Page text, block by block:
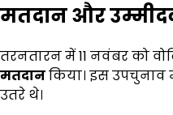
मतदान और
तरनतारन में 11 नवंबर को
मतदानकिया। इस
उतरे थे।